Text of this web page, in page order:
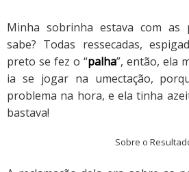
Minha sobrinha estava com as
sabe? Todas ressecadas,
preto se fez o “palha”, então, ela
ia se jogar na umectação,
problema na hora, e ela tinha
bastava!
Sobre o